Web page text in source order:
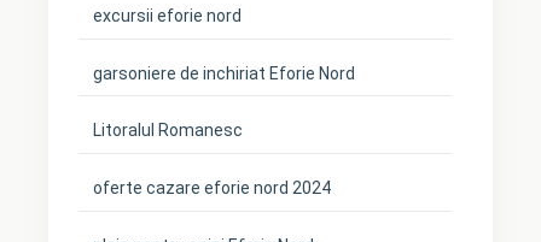
excursii eforie nord
garsoniere de inchiriat Eforie Nord
Litoralul Romanesc
oferte cazare eforie nord 2024